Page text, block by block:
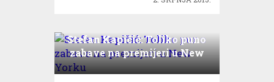
Stefan Kapičić: Toliko puno
zabave na premijeri u New
Yorku